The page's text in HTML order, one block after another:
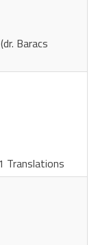
Baracs
Translations